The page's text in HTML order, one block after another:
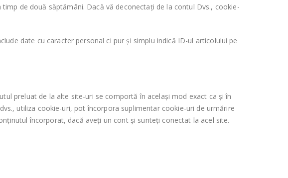
de două săptămâni. Dacă vă deconectați de la contul Dvs., cookie-
date cu caracter personal ci pur și simplu indică ID-ul articolului pe
preluat de la alte site-uri se comportă în același mod exact ca și în
utiliza cookie-uri, pot încorpora suplimentar cookie-uri de urmărire
încorporat, dacă aveți un cont și sunteți conectat la acel site.